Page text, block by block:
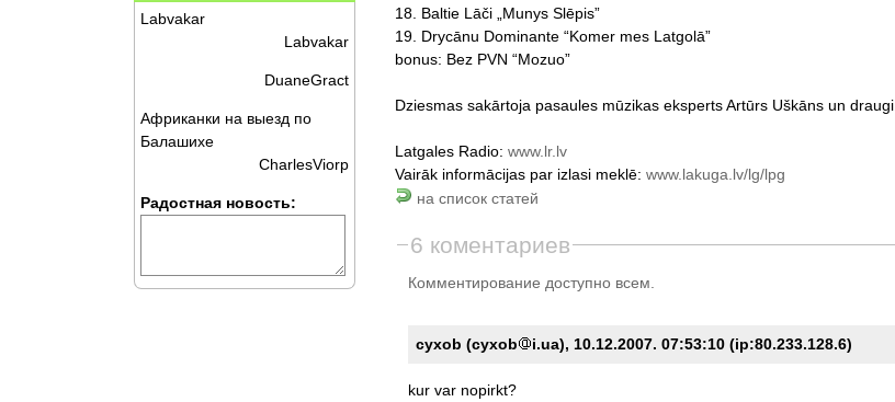
18. Baltie Lāči „Munys Slēpis”
19. Drycānu Dominante “Komer mes Latgolā”
bonus: Bez PVN “Mozuo”
Dziesmas sakārtoja pasaules mūzikas eksperts Artūrs Uškāns un draugi.
Latgales Radio: www.lr.lv
Vairāk informācijas par izlasi meklē: www.lakuga.lv/lg/lpg
на список статей
6 коментариев
Комментирование доступно всем.
cyxob (cyxob i.ua), 10.12.2007. 07:53:10 (ip:80.233.128.6)
kur var nopirkt?
Labvakar
Labvakar
DuaneGract
Африканки на выезд по
Балашихе
CharlesViorp
Радостная новость: